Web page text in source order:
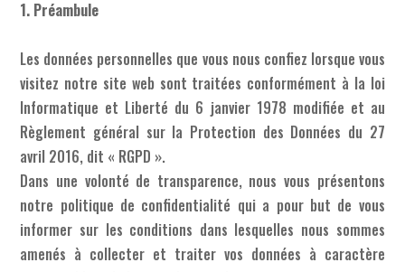
1. Préambule
Les données personnelles que vous nous confiez lorsque vous
visitez notre site web sont traitées conformément à la loi
Informatique et Liberté du 6 janvier 1978 modifiée et au
Règlement général sur la Protection des Données du 27
avril 2016, dit « RGPD ».
Dans une volonté de transparence, nous vous présentons
notre politique de confidentialité qui a pour but de vous
informer sur les conditions dans lesquelles nous sommes
amenés à collecter et traiter vos données à caractère